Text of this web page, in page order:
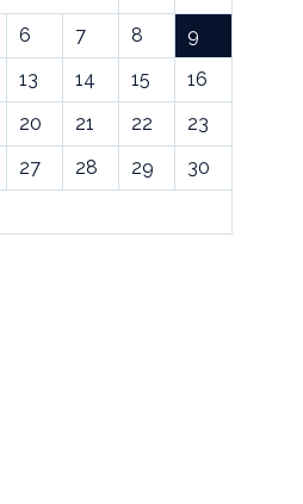
6 7 8
9
13 14 15
16
20 21 22
23
27 28 29
30